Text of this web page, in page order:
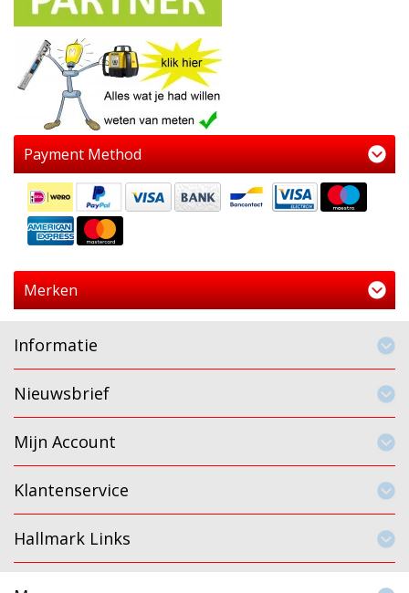
Payment Method
Merken
Informatie
Nieuwsbrief
Mijn Account
Klantenservice
Hallmark Links